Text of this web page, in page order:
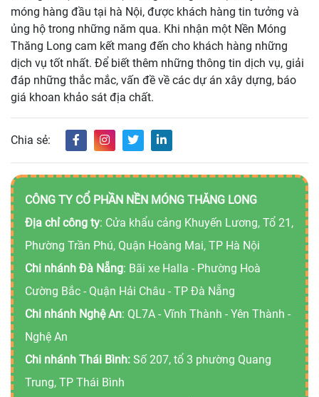
móng hàng đầu tại hà Nội, được khách hàng tin tưởng và
ủng hộ trong những năm qua. Khi nhận một Nền Móng
Thăng Long cam kết mang đến cho khách hàng những
dịch vụ tốt nhất. Để biết thêm những thông tin dịch vụ, giải
đáp những thắc mắc, vấn đề về các dự án xây dựng, báo
giá khoan khảo sát địa chất.
Chia sẻ:
CÔNG TY CỔ PHẦN NỀN MÓNG THĂNG LONG
Địa chỉ công ty: Cửa khẩu cảng Khuyến Lương, Tổ 21,
Phường Trần Phú, Quận Hoàng Mai, TP Hà Nội
Chi nhánh Đà Nẵng: Bãi xe Halla - Phường Hoà
Cường Bắc - Quận Hải Châu - TP Đà Nẵng
Chi nhánh Nghệ An: QL7A - Vĩnh Thành - Yên Thành -
Nghệ An
Chi nhánh Thái Bình: Số 207, tổ 3 phường Quang
Trung, TP Thái Bình